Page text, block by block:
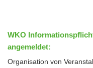
WKO
angemeldet:
Organisation von